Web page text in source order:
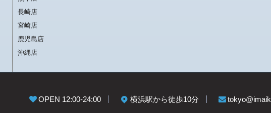
長崎店
宮崎店
鹿児島店
沖縄店
OPEN 12:00-24:00 横浜駅から徒歩10分